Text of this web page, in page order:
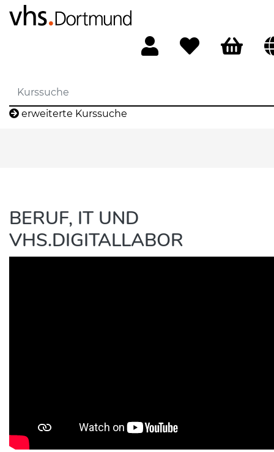
erweiterte Kurssuche
BERUF, IT UND
VHS.DIGITALLABOR